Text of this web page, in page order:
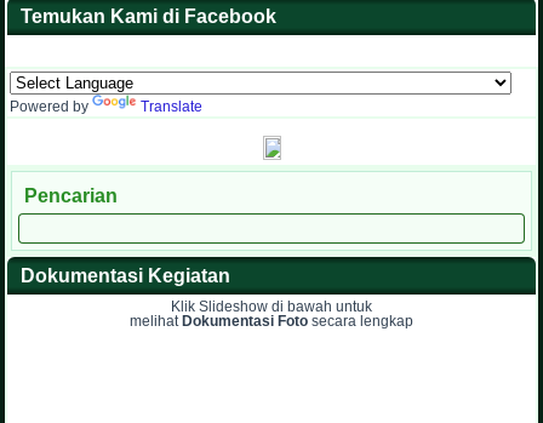
Temukan Kami di Facebook
Powered by Translate
Pencarian
Dokumentasi Kegiatan
Klik Slideshow di bawah untuk
melihat Dokumentasi Foto secara lengkap